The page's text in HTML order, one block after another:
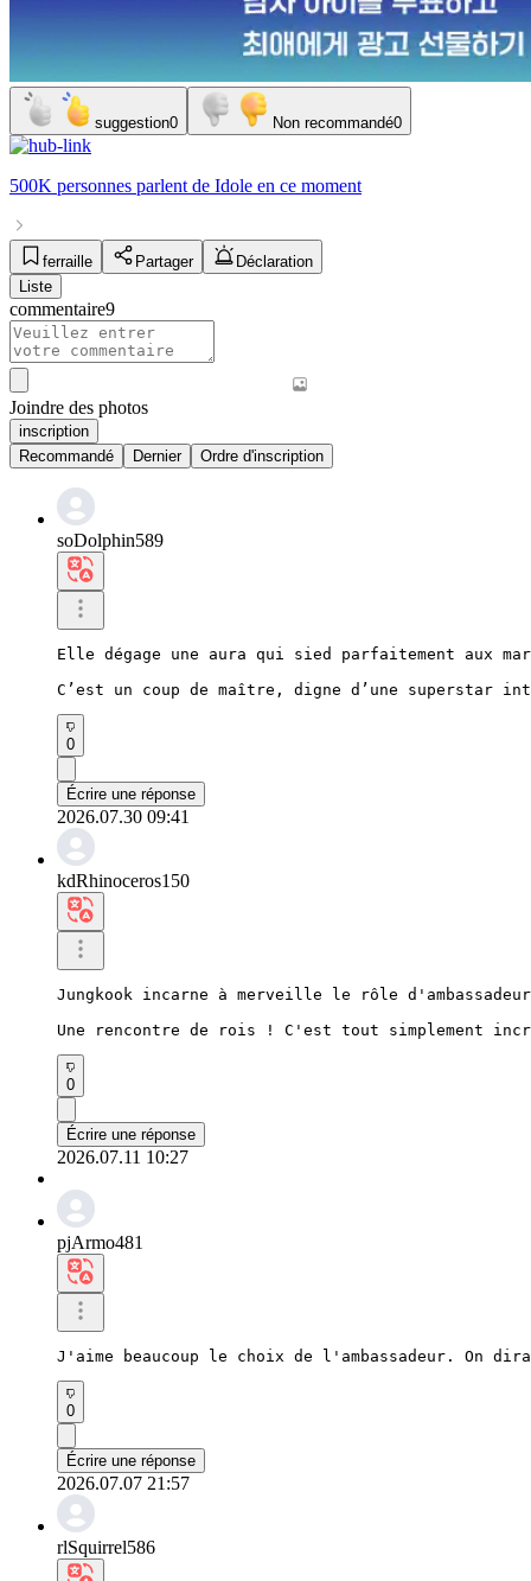
suggestion0 Non recommandé0
500K personnes parlent de Idole en ce moment
ferraille Partager
Déclaration
Liste
commentaire9
Joindre des photos
inscription
Recommandé
Dernier Ordre d'inscription
soDolphin589
Elle dégage une aura qui sied parfaitement aux
C’est un coup de maître, digne d’une superstar
0
Écrire une réponse
2026.07.30 09:41
kdRhinoceros150
Jungkook incarne à merveille le rôle
Une rencontre de rois ! C'est tout simplement
0
Écrire une réponse
2026.07.11 10:27
pjArmo481
J'aime beaucoup le choix de l'ambassadeur. On
0
Écrire une réponse
2026.07.07 21:57
rlSquirrel586